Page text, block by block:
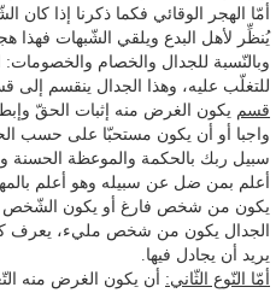
أمّا الهجر الوقائي فكما ذكرنا إذا
يُنظِّر لأهل البدع ويلقي الشّبهات فهذا
وبالنّسبة للجدال والخصام
للتغلّب عليه، وهذا الجدال ينقسم إلى
قسم يكون الغرض منه إثبات الحقّ
واجبا أو أن يكون مستحبّا على حسب
سبيل ربك بالحكمة والموعظة الحسنة
يكون من شخص فارغ أو يكون الشّخص
الجدال يكون من شخص مليء، يعرف
يريد أن يجادل فيها.
أمّا النّوع الثّاني: أن يكون الغرض منه